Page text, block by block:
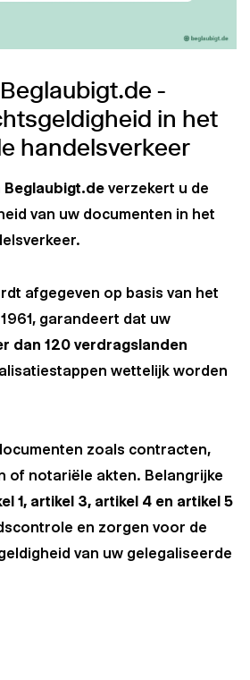
-
in het
handelsverkeer
Beglaubigt.de verzekert u de
van uw documenten in het
afgegeven op basis van het
garandeert dat uw
dan 120 verdragslanden
wettelijk worden
zoals contracten,
of notariële akten. Belangrijke
1, artikel 3, artikel 4 en artikel 5
en zorgen voor de
van uw gelegaliseerde